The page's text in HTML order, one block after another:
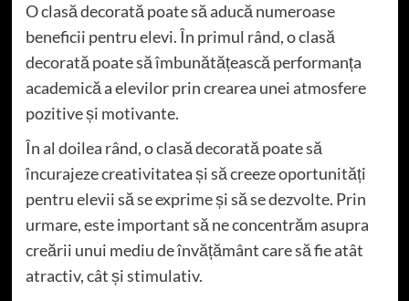
O clasă decorată poate să aducă numeroase
beneficii pentru elevi. În primul rând, o clasă
decorată poate să îmbunătățească performanța
academică a elevilor prin crearea unei atmosfere
pozitive și motivante.
În al doilea rând, o clasă decorată poate să
încurajeze creativitatea și să creeze oportunități
pentru elevii să se exprime și să se dezvolte. Prin
urmare, este important să ne concentrăm asupra
creării unui mediu de învățământ care să fie atât
atractiv, cât și stimulativ.